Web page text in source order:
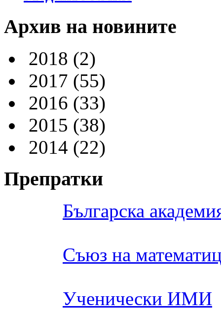
Архив на новините
2018 (2)
2017 (55)
2016 (33)
2015 (38)
2014 (22)
Препратки
Българска
Съюз на
Ученически ИМИ